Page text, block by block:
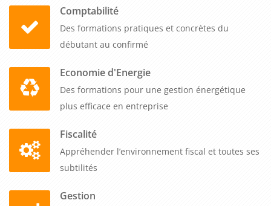
unique pour 1 à 5 participants et la garantie du maintien des
sessions dès le premier inscrit. Organisable dans vos locaux
ou en distanciel, partout en France, selon votre planning,
cette formation permet de développer méthodiquement cette
expertise bureautique intermédiaire stratégique pour
transformer l'efficacité documentaire et analytique de votre
équipe avec une approche équilibrée entre Word et Excel.
Comptabilité
Des formations pratiques et concrètes du
débutant au confirmé
Economie d'Energie
Des formations pour une gestion énergétique
plus efficace en entreprise
Fiscalité
Appréhender l’environnement fiscal et toutes ses
subtilités
Gestion